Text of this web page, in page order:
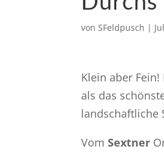
von SFeldpusch |
Klein aber
als das
landschaftliche
VomSextner